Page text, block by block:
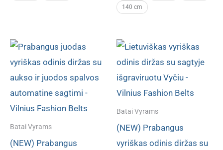
140 cm
Batai Vyrams
(NEW) Prabangus
Batai Vyrams
(NEW) Prabangus
vyriškas odinis diržas su